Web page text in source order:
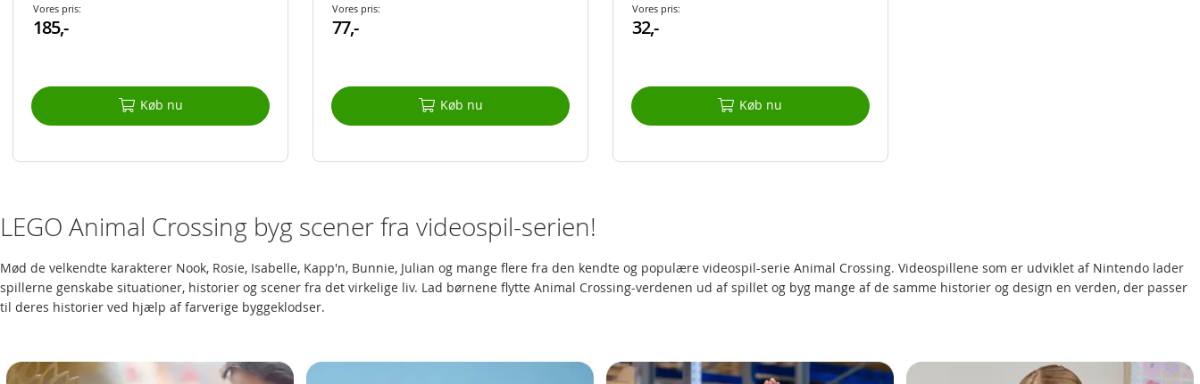
Vores pris:
185,-
Køb nu
Vores pris:
77,-
Køb nu
Vores pris:
32,-
Køb nu
LEGO Animal Crossing byg scener fra videospil-serien!
Mød de velkendte karakterer Nook, Rosie, Isabelle, Kapp'n, Bunnie, Julian og mange flere fra den kendte og populære videospil-serie Animal Crossing. Videospillene som er udviklet af Nintendo lader
spillerne genskabe situationer, historier og scener fra det virkelige liv. Lad børnene flytte Animal Crossing-verdenen ud af spillet og byg mange af de samme historier og design en verden, der passer
til deres historier ved hjælp af farverige byggeklodser.